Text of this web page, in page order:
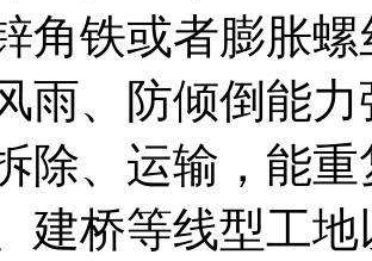
角铁或者膨胀
雨、防倾倒能
除、运输，能
建桥等线型工